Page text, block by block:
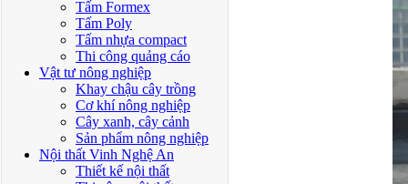
Tấm Formex
Tấm Poly
Tấm nhựa compact
Thi công quảng cáo
Vật tư nông nghiệp
Khay chậu cây trồng
Cơ khí nông nghiệp
Cây xanh, cây cảnh
Sản phẩm nông nghiệp
Nội thất Vinh Nghệ An
Thiết kế nội thất